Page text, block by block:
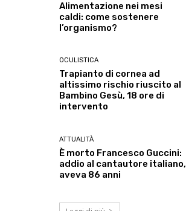
Alimentazione nei mesi
caldi: come sostenere
l’organismo?
OCULISTICA
Trapianto di cornea ad
altissimo rischio riuscito al
Bambino Gesù, 18 ore di
intervento
ATTUALITÀ
È morto Francesco Guccini:
addio al cantautore italiano,
aveva 86 anni